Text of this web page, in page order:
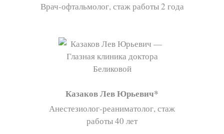
Врач-офтальмолог, стаж работы 2 года
Казаков Лев Юрьевич
Анестезиолог-реаниматолог, стаж
работы 40 лет